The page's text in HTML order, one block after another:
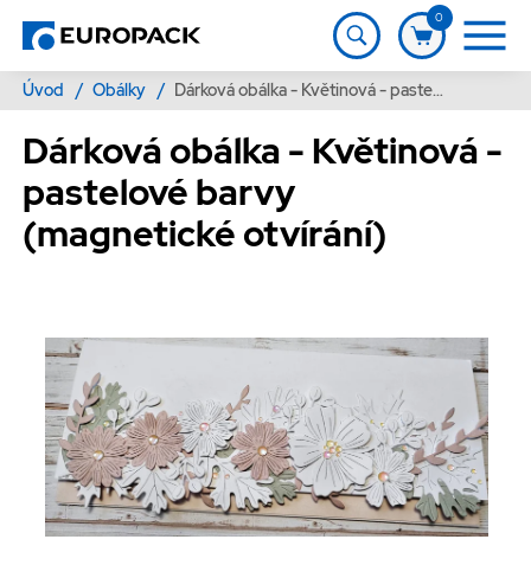
0
Úvod / Obálky / Dárková obálka - Květinová - pastelové barvy (magnetické otvírání)
Dárková obálka - Květinová -
pastelové barvy
(magnetické otvírání)